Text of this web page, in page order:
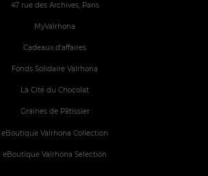
47 rue des Archives, Paris
MyValrhona
Cadeaux d'affaires
Fonds Solidaire Valrhona
La Cité du Chocolat
Graines de Pâtissier
eBoutique Valrhona Collection
eBoutique Valrhona Selection